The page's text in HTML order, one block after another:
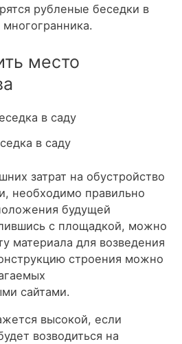
рубленые беседки в
место
в саду
затрат на обустройство
необходимо правильно
будущей
с площадкой, можно
материала для возведения
строения можно
сайтами.
высокой, если
возводиться на